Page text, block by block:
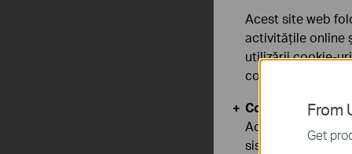
From
Get
Acest site web
activitățile online
utilizării cookie-
confidențialitate
Cookie-uri de
Aceste cookie-uri
sistemele tale